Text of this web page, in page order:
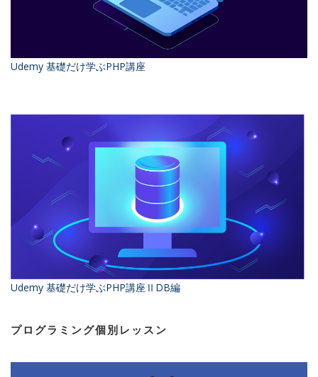
Udemy 基礎だけ学ぶPHP講座
Udemy 基礎だけ学ぶPHP講座ⅡDB編
プログラミング個別レッスン